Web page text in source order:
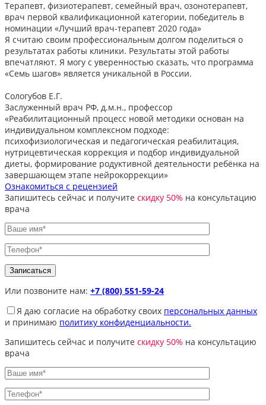
Терапевт, физиотерапевт, семейный врач, озонотерапевт,
врач первой квалификационной категории, победитель в
номинации «Лучший врач-терапевт 2020 года»
Я считаю своим профессиональным долгом поделиться о
результатах работы клиники. Результаты этой работы
впечатляют. Я могу с уверенностью сказать, что программа
«Семь шагов» является уникальной в России.
Сологубов Е.Г.
Заслуженный врач РФ, д.м.н., профессор
«Реабилитационный процесс новой методики основан на
индивидуальном комплексном подходе:
психофизиологическая и педагогическая реабилитация,
нутрицевтическая коррекция и подбор индивидуальной
диеты, формирование родуктивной деятельности ребёнка на
завершающем этапе нейрокоррекции»
Ознакомиться с рецензией
Запишитесь сейчас и получите скидку 50% на консультацию
врача
Или позвоните нам: +7 (800) 551-59-24
Я даю согласие на обработку своих персональных данных
и принимаю политику конфиденциальности.
Запишитесь сейчас и получите скидку 50% на консультацию
врача